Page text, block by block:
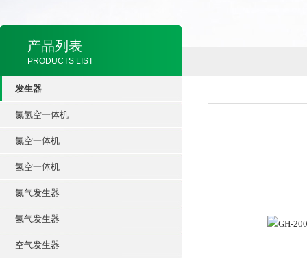
产品列表
PRODUCTS LIST
发生器
氮氢空一体机
氮空一体机
氢空一体机
氮气发生器
氢气发生器
空气发生器